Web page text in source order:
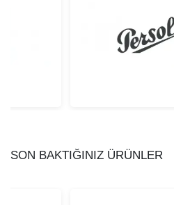
SON BAKTIĞINIZ ÜRÜNLER